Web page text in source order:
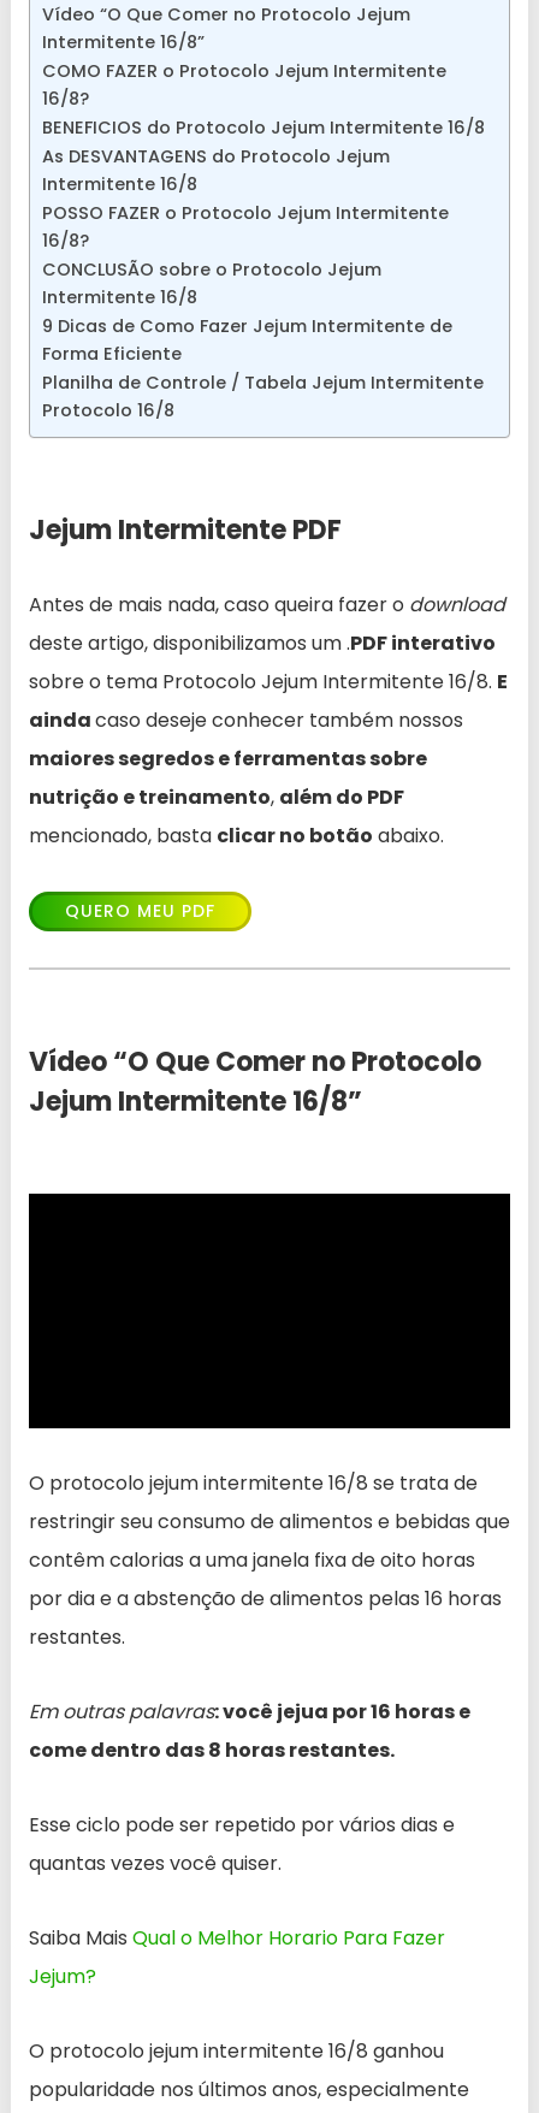
Vídeo “O Que Comer no Protocolo Jejum
Intermitente 16/8”
COMO FAZER o Protocolo Jejum Intermitente
16/8?
BENEFICIOS do Protocolo Jejum Intermitente 16/8
As DESVANTAGENS do Protocolo Jejum
Intermitente 16/8
POSSO FAZER o Protocolo Jejum Intermitente
16/8?
CONCLUSÃO sobre o Protocolo Jejum
Intermitente 16/8
9 Dicas de Como Fazer Jejum Intermitente de
Forma Eficiente
Planilha de Controle / Tabela Jejum Intermitente
Protocolo 16/8
Jejum Intermitente PDF
Antes de mais nada, caso queira fazer o download
deste artigo, disponibilizamos um .PDF interativo
sobre o tema Protocolo Jejum Intermitente 16/8. E
aindacaso deseje conhecer também nossos
maiores segredos e ferramentas sobre
nutrição e treinamento, além do PDF
mencionado, basta clicar no botão abaixo.
QUERO MEU PDF
Vídeo “O Que Comer no Protocolo
Jejum Intermitente 16/8”
O protocolo jejum intermitente 16/8 se trata de
restringir seu consumo de alimentos e bebidas que
contêm calorias a uma janela fixa de oito horas
por dia e a abstenção de alimentos pelas 16 horas
restantes.
Em outras palavras: você jejua por 16 horas e
come dentro das 8 horas restantes.
Esse ciclo pode ser repetido por vários dias e
quantas vezes você quiser.
Saiba Mais Qual o Melhor Horario Para Fazer
Jejum?
O protocolo jejum intermitente 16/8 ganhou
popularidade nos últimos anos, especialmente